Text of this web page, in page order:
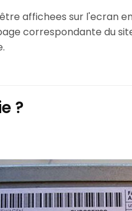
affichees sur l'ecran
correspondante du
?